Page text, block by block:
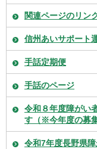
関連ページのリン
信州あいサポート
手話定期便
手話のページ
令和８年度障がい
す（※今年度の募
令和7年度長野県